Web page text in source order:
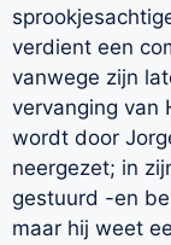
verdient een
vanwege zijn
vervanging van
wordt door
neergezet; in
gestuurd -en
maar hij weet